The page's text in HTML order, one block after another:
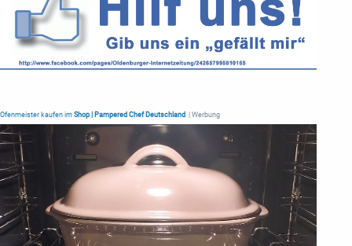
Ofenmeister kaufen im Shop | Pampered Chef Deutschland | Werbung